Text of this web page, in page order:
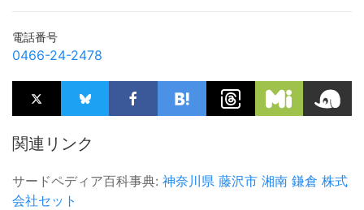
電話番号
0466-24-2478
関連リンク
サードペディア百科事典: 神奈川県 藤沢市 湘南 鎌倉 株式
会社セット